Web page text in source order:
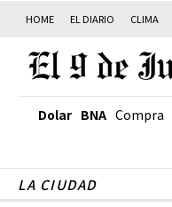
HOME EL DIARIO CLIMA
Dolar BNA Compra
LA CIUDAD